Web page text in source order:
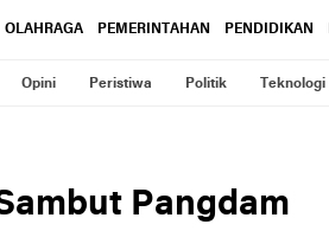
OLAHRAGA PEMERINTAHAN PENDIDIKAN
Opini Peristiwa Politik Teknologi
Pangdam